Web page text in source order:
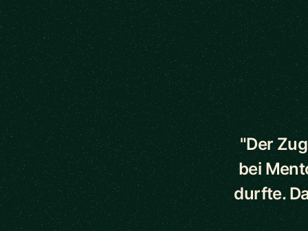
5 out of 5
"Der
bei
durfte.